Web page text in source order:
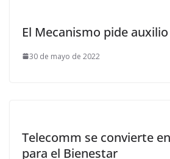
El Mecanismo pide auxilio
30 de mayo de 2022
Telecomm se convierte
para el Bienestar